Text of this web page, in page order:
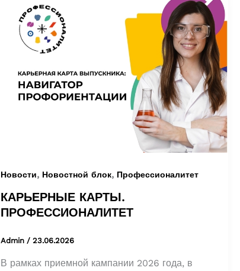
Новости, Новостной блок, Профессионалитет
КАРЬЕРНЫЕ КАРТЫ.
ПРОФЕССИОНАЛИТЕТ
Admin / 23.06.2026
В рамках приемной кампании 2026 года, в